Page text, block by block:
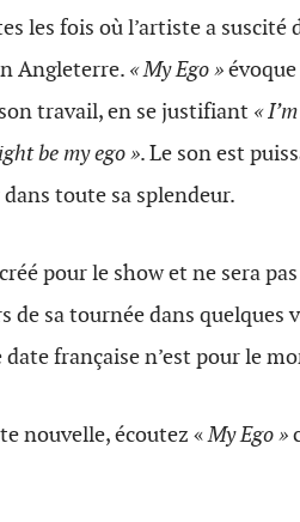
les fois où l’artiste a suscité
Angleterre. « My Ego »
travail, en se justifiant «
be my ego ». Le son est
toute sa splendeur.
pour le show et ne sera
de sa tournée dans quelques
française n’est pour le
nouvelle, écoutez «My Ego »